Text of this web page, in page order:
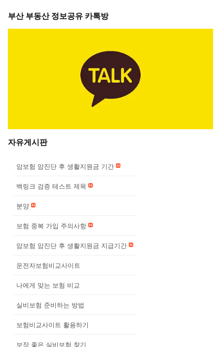
부산 부동산 정보공유 카톡방
자유게시판
암보험 암진단 후 생활지원금 기간
백링크 검증 테스트 제목
분양
보험 중복 가입 주의사항
암보험 암진단 후 생활지원금 지급기간
운전자보험비교사이트
나에게 맞는 보험 비교
실비보험 준비하는 방법
보험비교사이트 활용하기
보장 좋은 실비보험 찾기